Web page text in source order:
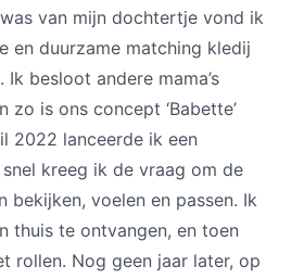
van mijn dochtertje vond ik
en duurzame matching kledij
besloot andere mama’s
zo is ons concept ‘Babette’
2022 lanceerde ik een
kreeg ik de vraag om de
bekijken, voelen en passen. Ik
thuis te ontvangen, en toen
rollen. Nog geen jaar later, op